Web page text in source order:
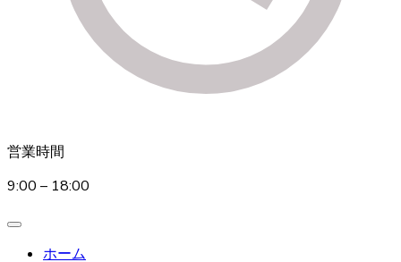
営業時間
9:00 – 18:00
ホーム